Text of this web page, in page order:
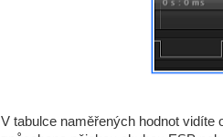
V tabulce naměřených hodnot vidíte